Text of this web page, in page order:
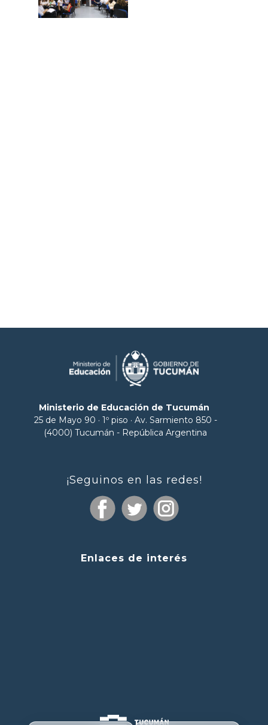
Ministerio de Educación de Tucumán
25 de Mayo 90 · 1º piso · Av. Sarmiento 850 -
(4000) Tucumán - República Argentina
¡Seguinos en las redes!
Enlaces de interés